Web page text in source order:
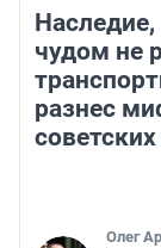
Наследие,
чудом не
разнес
Олег